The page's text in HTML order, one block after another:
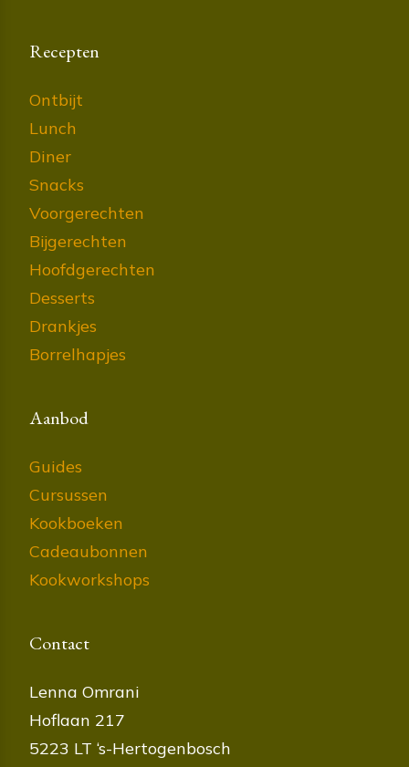
Recepten
Ontbijt
Lunch
Diner
Snacks
Voorgerechten
Bijgerechten
Hoofdgerechten
Desserts
Drankjes
Borrelhapjes
Aanbod
Guides
Cursussen
Kookboeken
Cadeaubonnen
Kookworkshops
Contact
Lenna Omrani
Hoflaan 217
5223 LT ‘s-Hertogenbosch